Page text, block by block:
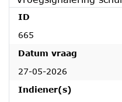
ID
665
Datum vraag
27-05-2026
Indiener(s)